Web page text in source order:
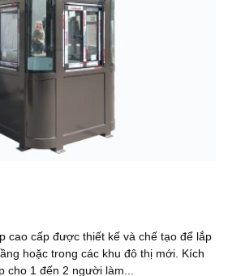
cao cấp được thiết kế và chế tạo để lắp
hoặc trong các khu đô thị mới. Kích
1 đến 2 người làm...